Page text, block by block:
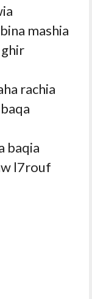
mashia
rachia ?
baqia
l7rouf